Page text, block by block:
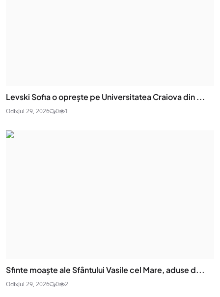
Levski Sofia o oprește pe Universitatea Craiova din ...
OdixJul 29, 2026 0 1
Sfinte moaşte ale Sfântului Vasile cel Mare, aduse d...
OdixJul 29, 2026 0 2